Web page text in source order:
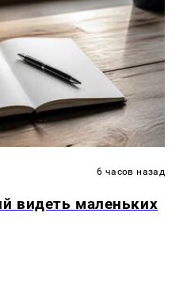
6 часов назад
видеть маленьких